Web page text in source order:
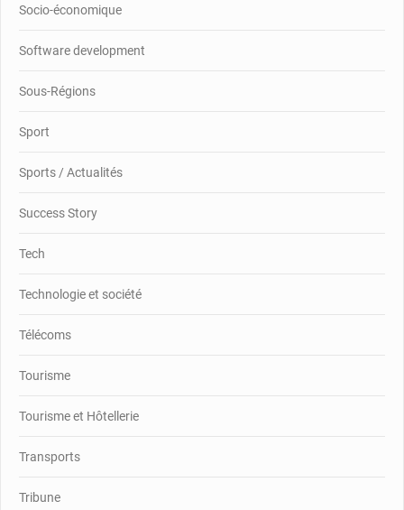
Socio-économique
Software development
Sous-Régions
Sport
Sports / Actualités
Success Story
Tech
Technologie et société
Télécoms
Tourisme
Tourisme et Hôtellerie
Transports
Tribune